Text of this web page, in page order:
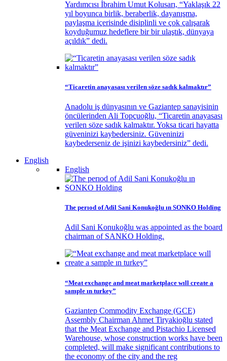
Yardımcısı İbrahim Umut Kolusarı, “Yaklaşık 22
yıl boyunca birlik, beraberlik, dayanışma,
paylaşma içerisinde disiplinli ve çok çalışarak
koyduğumuz hedeflere bir bir ulaştık, dünyaya
açıldık” dedi.
“Ticaretin anayasası verilen söze sadık kalmaktır”
Anadolu iş dünyasının ve Gaziantep sanayisinin
öncülerinden Ali Topçuoğlu, “Ticaretin anayasası
verilen söze sadık kalmaktır. Yoksa ticari hayatta
güveninizi kaybedersiniz. Güveninizi
kaybederseniz de işinizi kaybedersiniz” dedi.
English
English
The perıod of Adil Sani Konukoğlu ın SONKO Holding
Adil Sani Konukoğlu was appointed as the board
chairman of SANKO Holding.
“Meat exchange and meat marketplace wıll create a
sample ın turkey”
Gaziantep Commodity Exchange (GCE)
Assembly Chairman Ahmet Tiryakioğlu stated
that the Meat Exchange and Pistachio Licensed
Warehouse, whose construction works have been
completed, will make significant contributions to
the economy of the city and the reg